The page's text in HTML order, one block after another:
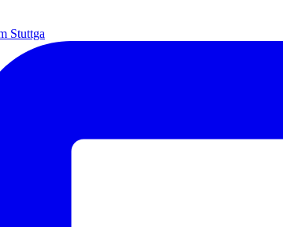
Stuttga